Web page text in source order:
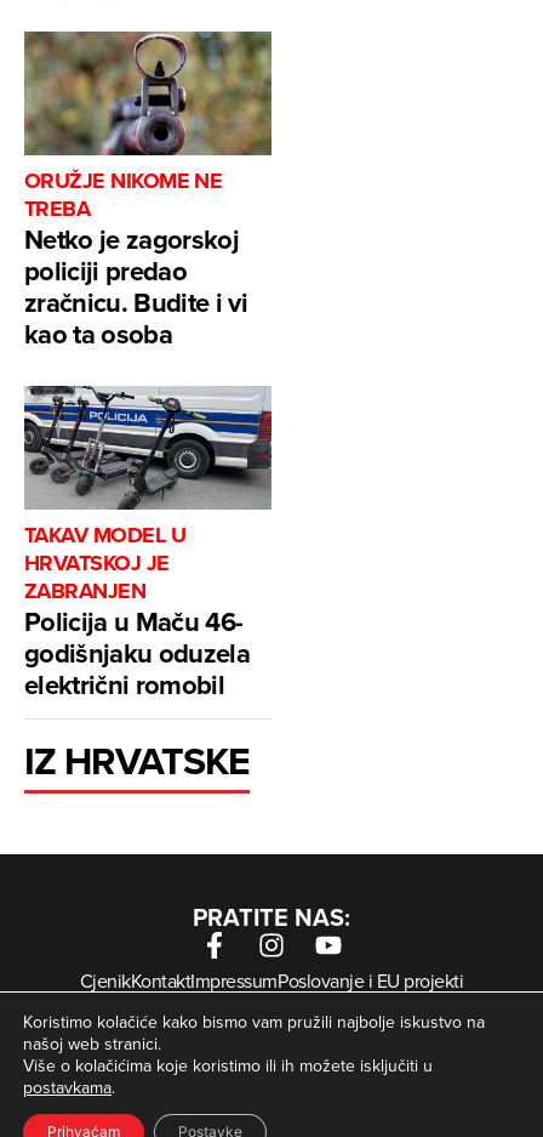
ORUŽJE NIKOME NE
TREBA
Netko je zagorskoj
policiji predao
zračnicu. Budite i vi
kao ta osoba
TAKAV MODEL U
HRVATSKOJ JE
ZABRANJEN
Policija u Maču 46-
godišnjaku oduzela
električni romobil
IZ HRVATSKE
PRATITE NAS:
CjenikKontaktImpressumPoslovanje i EU projekti
Arhiva digitalnih novina
Uvjeti korištenjaZaštita privatnosti
Kolačići
© Zagorje International – Sva prava pridržana | Developed
bykrMedia
Koristimo kolačiće kako bismo vam pružili najbolje iskustvo na
našoj web stranici.
Više o kolačićima koje koristimo ili ih možete isključiti u
postavkama.
Prihvaćam Postavke